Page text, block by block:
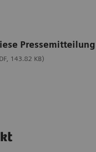
143.82 KB)